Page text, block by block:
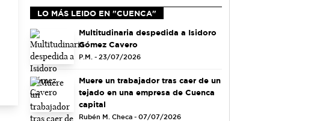
LO MÁS LEIDO EN "CUENCA"
Multitudinaria despedida a Isidoro
Gómez Cavero
P.M. - 23/07/2026
Muere un trabajador tras caer de un
tejado en una empresa de Cuenca
capital
Rubén M. Checa - 07/07/2026